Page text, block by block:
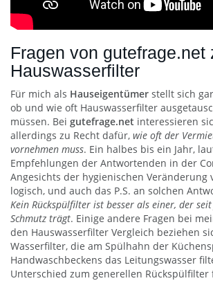
Fragen von gutefrage.net
Hauswasserfilter
Für mich als Hauseigentümer stellt sich
ob und wie oft Hauswasserfilter
müssen. Bei gutefrage.net interessieren
allerdings zu Recht dafür, wie oft der
vornehmen muss. Ein halbes bis ein Jahr,
Empfehlungen der Antwortenden in der
Angesichts der hygienischen Veränderung
logisch, und auch das P.S. an solchen
Kein Rückspülfilter ist besser als einer, der
Schmutz trägt. Einige andere Fragen bei
den Hauswasserfilter Vergleich beziehen
Wasserfilter, die am Spülhahn der
Handwaschbeckens das Leitungswasser
Unterschied zum generellen Rückspülfilter